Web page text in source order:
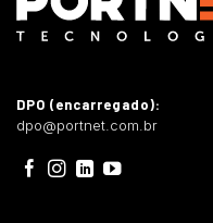
DPO (encarregado):
dpo@portnet.com.br